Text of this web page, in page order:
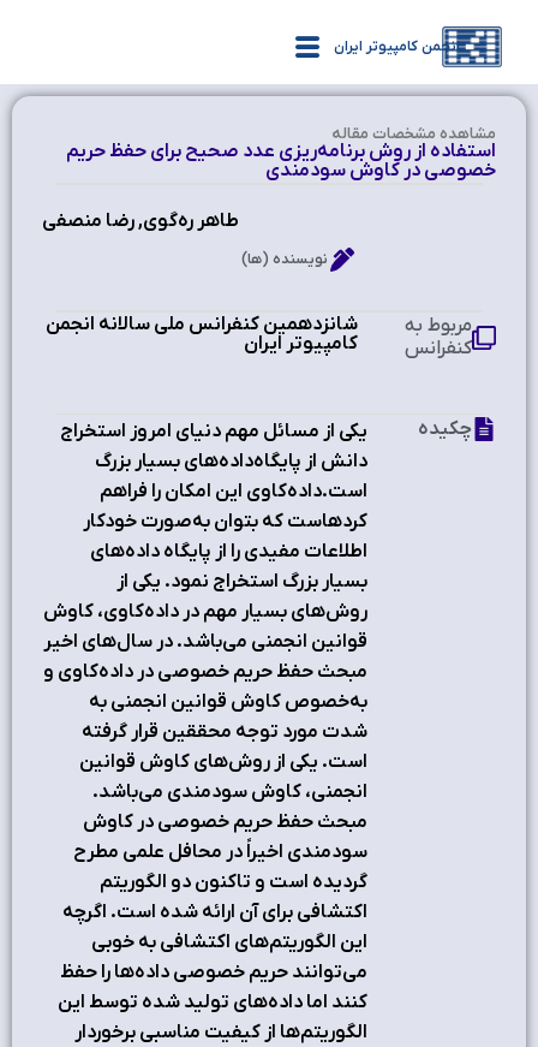
انجمن کامپیوتر ایران
مشاهده‌ مشخصات مقاله
استفاده از روش برنامه‌ریزی عدد صحیح برای حفظ حریم
خصوصی در کاوش سودمندی
طاهر ره‌گوی, رضا منصفی
نویسنده (ها)
شانزدهمین کنفرانس ملی سالانه انجمن
کامپیوتر ایران ‫
مربوط به
کنفرانس
یکی از مسائل مهم دنیای امروز استخراج
دانش از پایگاه‌داده‌های بسیار بزرگ
است.داده‌کاوی این امکان را فراهم
کردهاست که بتوان به‌صورت خودکار
اطلاعات مفیدی را از پایگاه داده‌های
بسیار بزرگ استخراج نمود. یکی از
روش‌های بسیار مهم در داده‌کاوی، کاوش
قوانین انجمنی می‌باشد. در سال‌های اخیر
مبحث حفظ حریم خصوصی در داده‌کاوی و
به‌خصوص کاوش قوانین انجمنی به
شدت مورد توجه محققین قرار گرفته
است. یکی از روش‌های کاوش قوانین
انجمنی، کاوش سودمندی می‌باشد.
مبحث حفظ حریم خصوصی در کاوش
سودمندی اخیراً در محافل علمی مطرح
گردیده است و تاکنون دو الگوریتم
اکتشافی برای آن ارائه شده است. اگرچه
این الگوریتم‌های اکتشافی به خوبی
می‌توانند حریم خصوصی داده‌ها را حفظ
کنند اما داده‌های تولید شده توسط این
الگوریتم‌ها از کیفیت مناسبی برخوردار
چکیده